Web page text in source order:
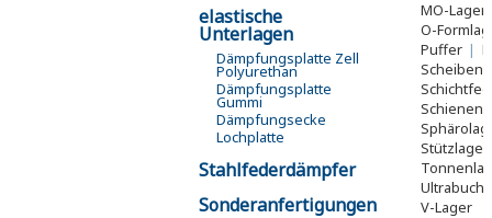
elastische
Unterlagen
Dämpfungsplatte Zell
Polyurethan
Dämpfungsplatte
Gummi
Dämpfungsecke
Lochplatte
Stahlfederdämpfer
Sonderanfertigungen
MO-Lager
O-
Puffer |
Scheiben
Schienen
Stützlager
V-Lager